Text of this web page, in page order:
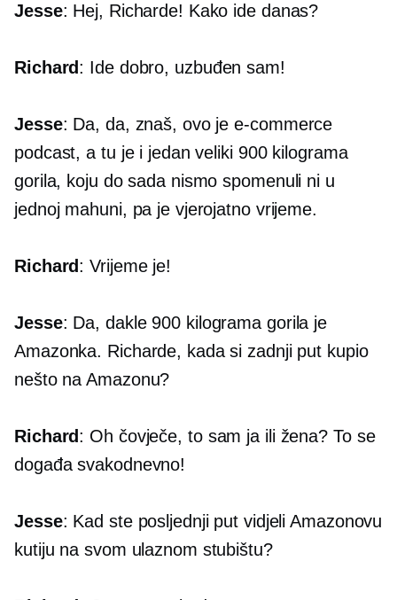
Jesse: Hej, Richarde! Kako ide danas?
Richard: Ide dobro, uzbuđen sam!
Jesse: Da, da, znaš, ovo jee-commerce
podcast, a tu je i jedan veliki 900 kilograma
gorila, koju do sada nismo spomenuli ni u
jednoj mahuni, pa je vjerojatno vrijeme.
Richard: Vrijeme je!
Jesse: Da, dakle 900 kilograma gorila je
Amazonka. Richarde, kada si zadnji put kupio
nešto na Amazonu?
Richard: Oh čovječe, to sam ja ili žena? To se
događa svakodnevno!
Jesse: Kad ste posljednji put vidjeli Amazonovu
kutiju na svom ulaznom stubištu?